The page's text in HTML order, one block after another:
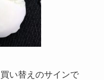
い替えのサインで